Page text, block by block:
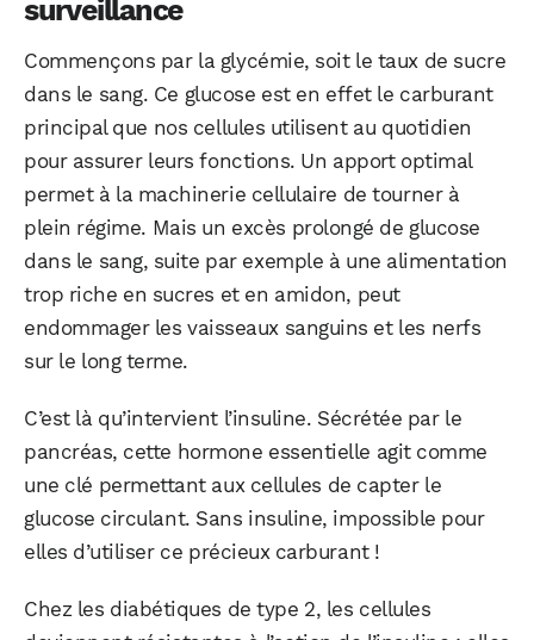
surveillance
Commençons par la glycémie, soit le taux de sucre
dans le sang. Ce glucose est en effet le carburant
principal que nos cellules utilisent au quotidien
pour assurer leurs fonctions. Un apport optimal
permet à la machinerie cellulaire de tourner à
plein régime. Mais un excès prolongé de glucose
dans le sang, suite par exemple à une alimentation
trop riche en sucres et en amidon, peut
endommager les vaisseaux sanguins et les nerfs
sur le long terme.
C’est là qu’intervient l’insuline. Sécrétée par le
pancréas, cette hormone essentielle agit comme
une clé permettant aux cellules de capter le
glucose circulant. Sans insuline, impossible pour
elles d’utiliser ce précieux carburant !
Chez les diabétiques de type 2, les cellules